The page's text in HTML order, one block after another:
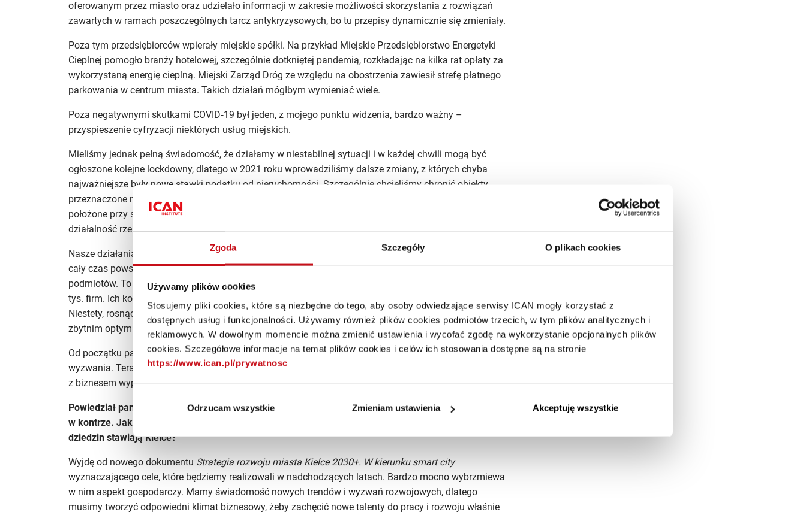
Zgoda Szczegóły O plikach cookies
Używamy plików cookies
Stosujemy pliki cookies, które są niezbędne do tego, aby osoby odwiedzające serwisy ICAN mogły korzystać z
dostępnych usług i funkcjonalności. Używamy również plików cookies podmiotów trzecich, w tym plików analitycznych i
reklamowych. W dowolnym momencie można zmienić ustawienia i wycofać zgodę na wykorzystanie opcjonalnych plików
cookies. Szczegółowe informacje na temat plików cookies i celów ich stosowania dostępne są na stronie
https://www.ican.pl/prywatnosc
Odrzucam wszystkie Zmieniam ustawienia Akceptuję wszystkie
oferowanym przez miasto oraz udzielało informacji w zakresie możliwości skorzystania z rozwiązań
zawartych w ramach poszczególnych tarcz antykryzysowych, bo tu przepisy dynamicznie się zmieniały.
Poza tym przedsiębiorców wpierały miejskie spółki. Na przykład Miejskie Przedsiębiorstwo Energetyki
Cieplnej pomogło branży hotelowej, szczególnie dotkniętej pandemią, rozkładając na kilka rat opłaty za
wykorzystaną energię cieplną. Miejski Zarząd Dróg ze względu na obostrzenia zawiesił strefę płatnego
parkowania w centrum miasta. Takich działań mógłbym wymieniać wiele.
Poza negatywnymi skutkami COVID‑19 był jeden, z mojego punktu widzenia, bardzo ważny –
przyspieszenie cyfryzacji niektórych usług miejskich.
Mieliśmy jednak pełną świadomość, że działamy w niestabilnej sytuacji i w każdej chwili mogą być
ogłoszone kolejne lockdowny, dlatego w 2021 roku wprowadziliśmy dalsze zmiany, z których chyba
najważniejsze były nowe stawki podatku od nieruchomości. Szczególnie chcieliśmy chronić obiekty
przeznaczone na działalność gospodarczą w zakresie kultury fizycznej i sportu, w tym te, które są
położone przy stokach narciarskich i przeznaczone do uprawiania sportów zimowych oraz pod
działalność rzemieślniczą.
Nasze działania pozwoliły kieleckim przedsiębiorstwom przeczekać trudny okres. Co istotne, w Kielcach
cały czas powstają nowe firmy. W 2020 roku w rejestrze REGON było wpisanych ponad 29,4 tys.
podmiotów. To blisko tysiąc więcej niż w 2018 roku. W bieżącym roku w mieście działa już ponad 30,6
tys. firm. Ich kondycja jest w dużej mierze uzależniona od aktualnej sytuacji gospodarczej w kraju.
Niestety, rosnąca inflacja i koszty kredytów, jak też zastój w dialogu z Unią Europejską, nie napawają
zbytnim optymizmem.
Od początku pandemii minęły zaledwie dwa lata, a przed samorządem i biznesem stoją już inne
wyzwania. Teraz przedsiębiorcy potrzebują innych mechanizmów, które staramy się wspólnie
z biznesem wypracowywać, żeby jak najlepiej wpisywały się w ich i społeczeństwa potrzeby.
Powiedział pan, że każda strona ma własne cele. Nie zawsze się one uzupełniają, bywa, że stoją
w kontrze. Jak poprzez współpracę z biznesem miasto chce realizować swój rozwój? Na rozwój jakich
dziedzin stawiają Kielce?
Wyjdę od nowego dokumentu Strategia rozwoju miasta Kielce 2030+. W kierunku smart city
wyznaczającego cele, które będziemy realizowali w nadchodzących latach. Bardzo mocno wybrzmiewa
w nim aspekt gospodarczy. Mamy świadomość nowych trendów i wyzwań rozwojowych, dlatego
musimy tworzyć odpowiedni klimat biznesowy, żeby zachęcić nowe talenty do pracy i rozwoju właśnie